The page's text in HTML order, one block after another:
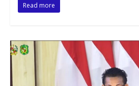
Read more